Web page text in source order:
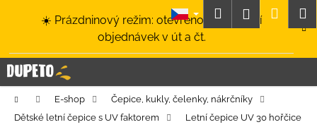
☀️ Prázdninový režim: otevřeno a odesílání
objednávek v út a čt.
HledatPřihlášení
Domů E-shop
Čepice, kukly, čelenky, nákrčníky
Dětské letní čepice s UV faktorem
Letní čepice UV 30 hořčice
í
k C
o
p